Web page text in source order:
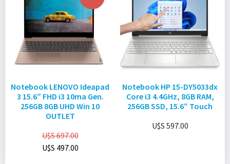
Notebook LENOVO Ideapad
3 15.6″ FHD i3 10ma Gen.
256GB 8GB UHD Win 10
OUTLET
U$S697.00
U$S 497.00
Notebook HP 15-DY5033dx
Core i3 4.4GHz, 8GB RAM,
256GB SSD, 15.6″ Touch
U$S 597.00